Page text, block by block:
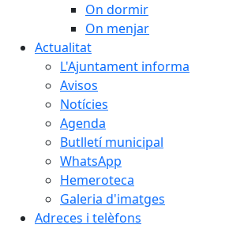
On dormir
On menjar
Actualitat
L'Ajuntament informa
Avisos
Notícies
Agenda
Butlletí municipal
WhatsApp
Hemeroteca
Galeria d'imatges
Adreces i telèfons